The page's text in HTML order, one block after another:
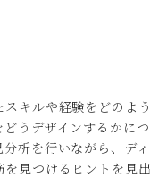
キルや経験をどのよう
うデザインするかにつ
析を行いながら、ディ
見つけるヒントを見出